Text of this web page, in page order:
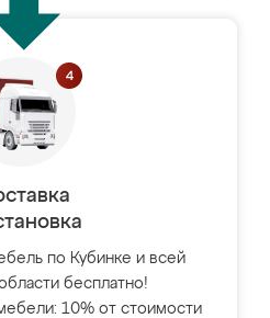
по Кубинке и всей
бесплатно!
10% от стоимости